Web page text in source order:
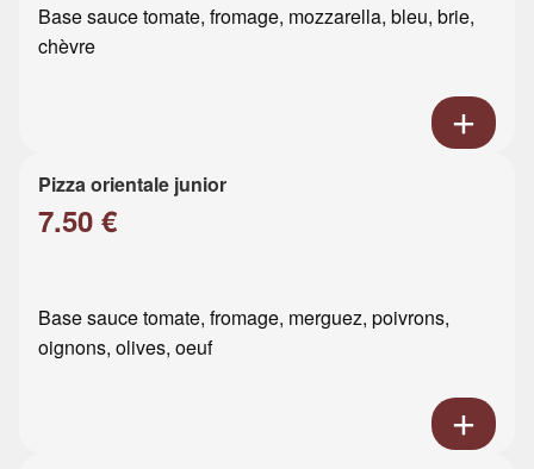
Base sauce tomate, fromage, mozzarella, bleu, brie,
chèvre
Pizza orientale junior
7.50 €
Base sauce tomate, fromage, merguez, poivrons,
oignons, olives, oeuf